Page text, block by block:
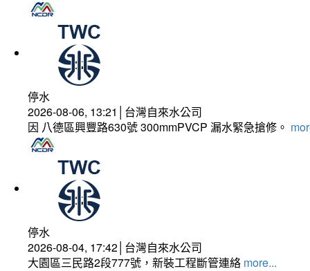
停水
2026-08-06, 13:21│台灣自來水公司
因 八德區興豐路630號 300mmPVCP 漏水緊急搶修。
停水
2026-08-04, 17:42│台灣自來水公司
大園區三民路2段777號，新裝工程斷管連絡 more...